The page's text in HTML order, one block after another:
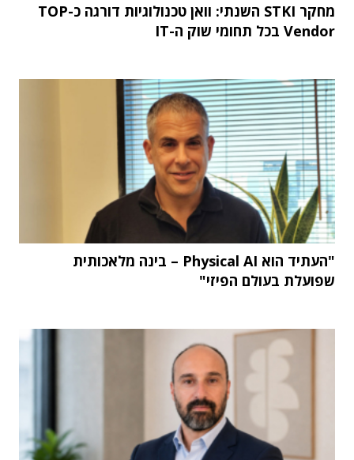
מחקר STKI השנתי: וואן טכנולוגיות דורגה כ-TOP
Vendor בכל תחומי שוק ה-IT
"העתיד הוא Physical AI – בינה מלאכותית
שפועלת בעולם הפיזי"